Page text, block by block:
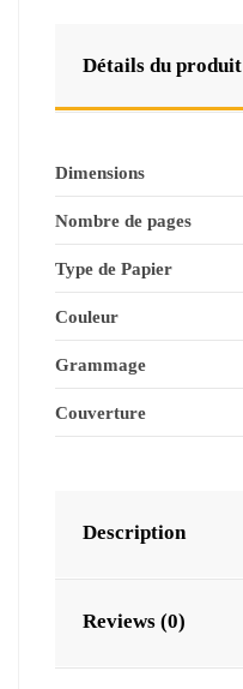
Détails du produit
Dimensions
Nombre de pages
Type de Papier
Couleur
Grammage
Couverture
Description
Reviews (0)